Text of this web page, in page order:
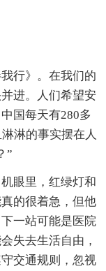
行》。在我们的
进。人们希望安
国每天有280多
淋的事实摆在人
”
眼里，红绿灯和
的很着急，但他
一站可能是医院
失去生活自由，
交通规则，忽视